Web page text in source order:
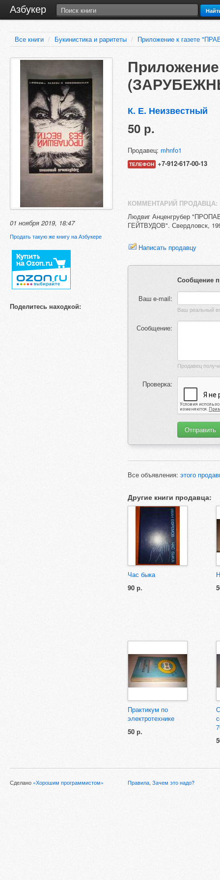
Азбукер
Все книги / Букинистика и раритеты / Приложение к газете
01 ноября 2019, 18:47
Продать такую же книгу на Азбукере
Поделитесь находкой:
К. Е. Неизвестный
50 р.
Продавец: mhnfo1
ТЕЛЕФОН +7-912-617-00-13
КОММЕНТАРИЙ ПРОДАВЦА:
Людвиг Анценгрубер
ГЕЙТВУДОВ". Свердловск,
Написать продавцу
Сообщение
Ваш e-mail:
Сообщение:
Проверка:
Все объявления: этого
Другие книги продавца:
Час быка
90 р.
Практикум по
электротехнике
50 р.
Сделано «Хорошим программистом» Правила, Зачем это надо?